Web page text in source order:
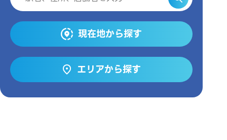
現在地から探す
エリアから探す